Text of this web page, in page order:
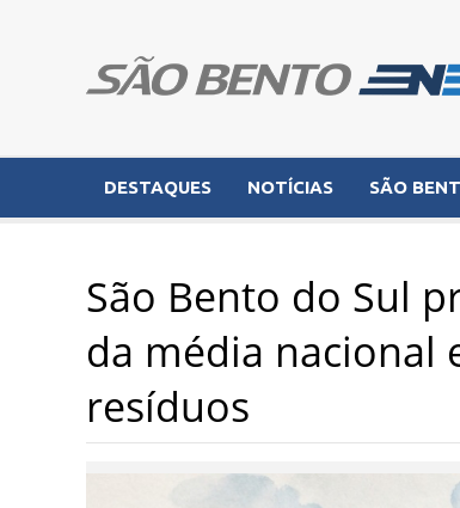
DESTAQUES NOTÍCIAS SÃO
São Bento do Sul
da média nacional
resíduos